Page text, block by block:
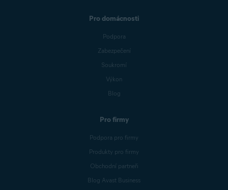
Pro domácnosti
Podpora
Zabezpečení
Soukromí
Výkon
Blog
Pro firmy
Podpora pro firmy
Produkty pro firmy
Obchodní partneři
Blog Avast Business